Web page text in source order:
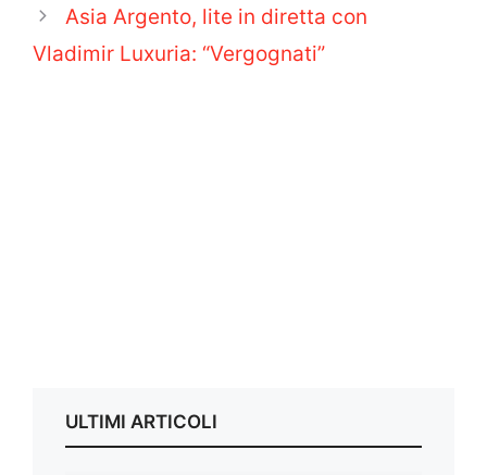
Asia Argento, lite in diretta con
Vladimir Luxuria: “Vergognati”
ULTIMI ARTICOLI